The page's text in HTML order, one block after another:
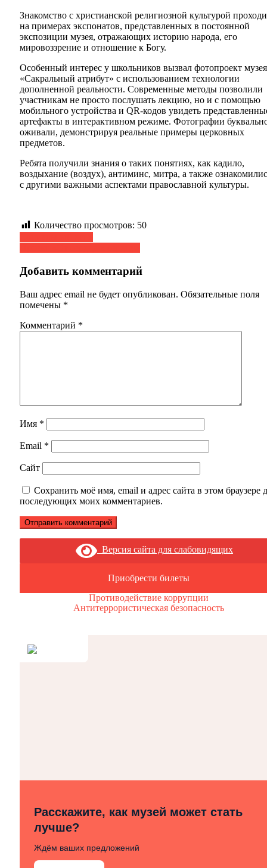
Знакомство с христианской религиозной культурой
на примерах экспонатов, представленных в постоянной
экспозиции музея, отражающих историю народа, его
мировоззрение и отношение к Богу.
Особенный интерес у школьников вызвал фотопроект музея
«Сакральный атрибут» с использованием технологии
дополненной реальности. Современные методы позволили
участникам не просто послушать лекцию, но и с помощью
мобильного устройства и QR-кодов увидеть
артефакты в интерактивном режиме. Фотографии
оживали, демонстрируя реальные примеры церковных
предметов.
Ребята получили знания о таких понятиях, как кадило,
воздыхание (воздух), антиминс, митра, а также
с другими важными аспектами православной культуры.
Количество просмотров: 50
Навигация
по
записям
Добавить комментарий
Ваш адрес email не будет опубликован. Обязательные поля
помечены *
Комментарий *
Имя *
Email *
Сайт
Сохранить моё имя, email и адрес сайта в этом браузере
последующих моих комментариев.
Версия сайта для слабовидящих
Приобрести билеты
Противодействие коррупции
Антитеррористическая безопасность
Расскажите, как музей может стать
лучше?
Ждём ваших предложений